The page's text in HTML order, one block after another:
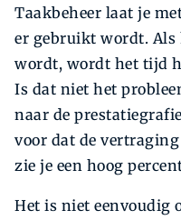
Taakbeheer laat je
er gebruikt wordt. Als
wordt, wordt het tijd
Is dat niet het
naar de
voor dat de
zie je een hoog
Het is niet eenvoudig